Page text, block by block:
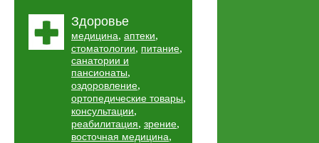
Здоровье
медицина, аптеки,
стоматологии, питание,
санатории и
пансионаты,
оздоровление,
ортопедические товары,
консультации,
реабилитация, зрение,
восточная медицина,